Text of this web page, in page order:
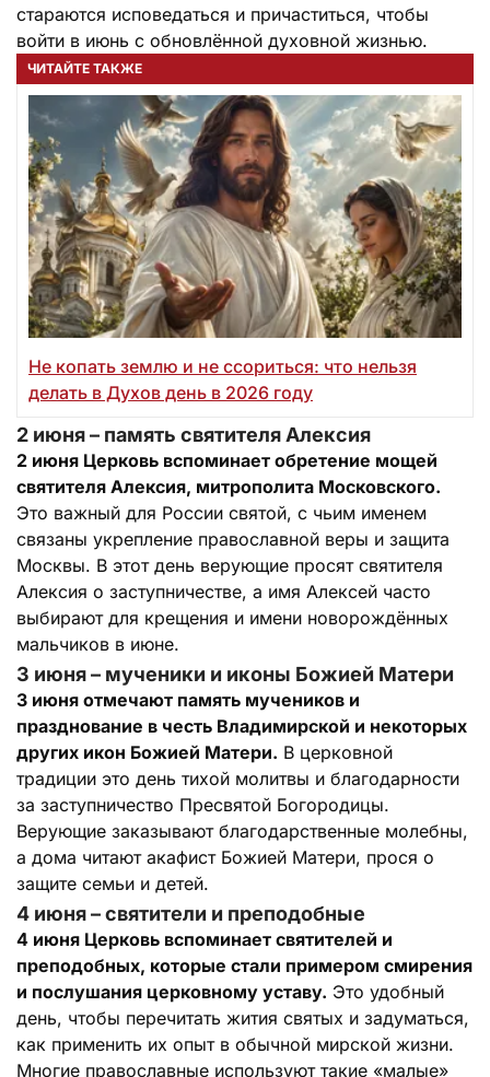
стараются исповедаться и причаститься, чтобы
войти в июнь с обновлённой духовной жизнью.
ЧИТАЙТЕ ТАКЖЕ
Не копать землю и не ссориться: что нельзя
делать в Духов день в 2026 году
2 июня – память святителя Алексия
2 июня Церковь вспоминает обретение мощей
святителя Алексия, митрополита Московского.
Это важный для России святой, с чьим именем
связаны укрепление православной веры и защита
Москвы. В этот день верующие просят святителя
Алексия о заступничестве, а имя Алексей часто
выбирают для крещения и имени новорождённых
мальчиков в июне.
3 июня – мученики и иконы Божией Матери
3 июня отмечают память мучеников и
празднование в честь Владимирской и некоторых
других икон Божией Матери. В церковной
традиции это день тихой молитвы и благодарности
за заступничество Пресвятой Богородицы.
Верующие заказывают благодарственные молебны,
а дома читают акафист Божией Матери, прося о
защите семьи и детей.
4 июня – святители и преподобные
4 июня Церковь вспоминает святителей и
преподобных, которые стали примером смирения
и послушания церковному уставу. Это удобный
день, чтобы перечитать жития святых и задуматься,
как применить их опыт в обычной мирской жизни.
Многие православные используют такие «малые»